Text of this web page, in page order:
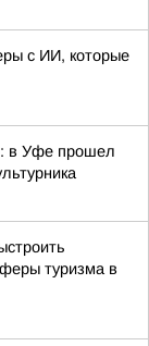
с ИИ, которые
в Уфе прошел
туризма в